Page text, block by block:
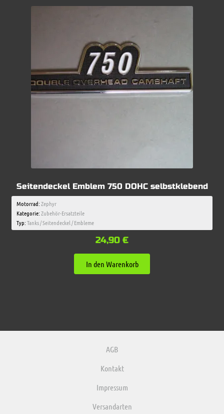
Seitendeckel Emblem 750 DOHC selbstklebend
Motorrad:Zephyr
Kategorie:Zubehör-Ersatzteile
Typ:Tanks / Seitendeckel / Embleme
24,90 €
In den Warenkorb
AGB
Kontakt
Impressum
Versandarten